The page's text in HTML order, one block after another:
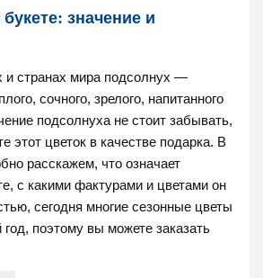
значение и
и странах мира подсолнух —
сочного, зрелого, напитанного
подсолнуха не стоит забывать,
этот цветок в качестве подарка. В
расскажем, что означает
с какими фактурами и цветами он
сегодня многие сезонные цветы
поэтому вы можете заказать